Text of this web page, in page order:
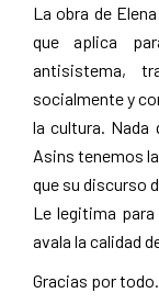
La obra de
que aplica
antisistema,
socialmente y
la cultura. Nada
Asins tenemos
que su discurso
Le legitima
avala la calidad
Gracias por todo.